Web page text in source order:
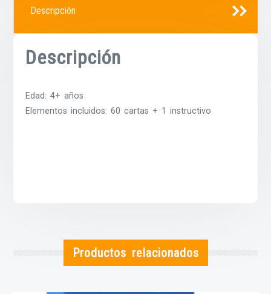
Descripción
Descripción
Edad: 4+ años
Elementos incluidos: 60 cartas + 1 instructivo
Productos relacionados